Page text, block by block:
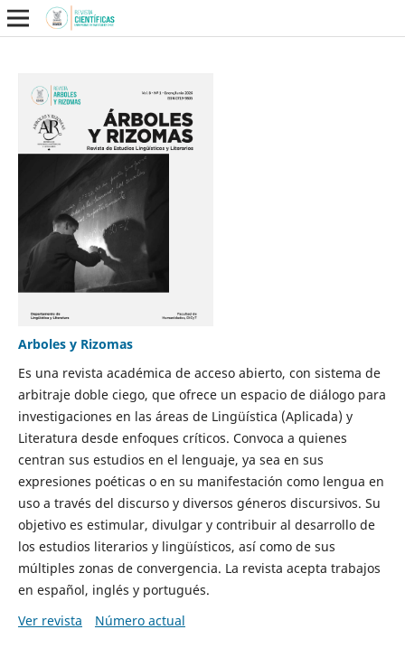
Arboles y Rizomas
Es una revista académica de acceso abierto, con sistema de
arbitraje doble ciego, que ofrece un espacio de diálogo para
investigaciones en las áreas de Lingüística (Aplicada) y
Literatura desde enfoques críticos. Convoca a quienes
centran sus estudios en el lenguaje, ya sea en sus
expresiones poéticas o en su manifestación como lengua en
uso a través del discurso y diversos géneros discursivos. Su
objetivo es estimular, divulgar y contribuir al desarrollo de
los estudios literarios y lingüísticos, así como de sus
múltiples zonas de convergencia. La revista acepta trabajos
en español, inglés y portugués.
Ver revista
Número actual